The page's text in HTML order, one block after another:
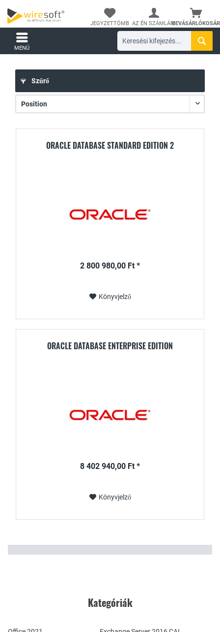
BEVÁSÁRLÓKOSÁR
JEGYZETTÖMB AZ ÉN SZÁMLÁM
MENÜ
Szűrő
ORACLE DATABASE STANDARD EDITION 2
2 800 980,00 Ft *
Könyvjelző
ORACLE DATABASE ENTERPRISE EDITION
8 402 940,00 Ft *
Könyvjelző
Kategóriák